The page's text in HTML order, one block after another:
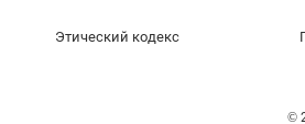
Этический кодекс
©